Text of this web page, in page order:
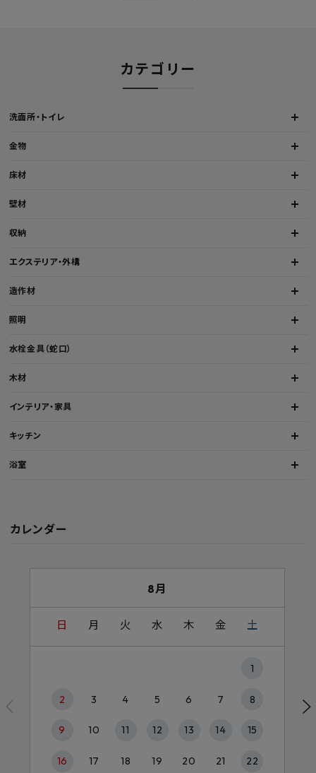
カテゴリー
洗面所・トイレ
金物
床材
壁材
収納
エクステリア・外構
造作材
照明
水栓金具（蛇口）
木材
インテリア・家具
キッチン
浴室
カレンダー
8月
日 月 火 水 木 金 土
1
2 3 4 5 6 7 8
9 10 11 12 13 14 15
16 17 18 19 20 21 22